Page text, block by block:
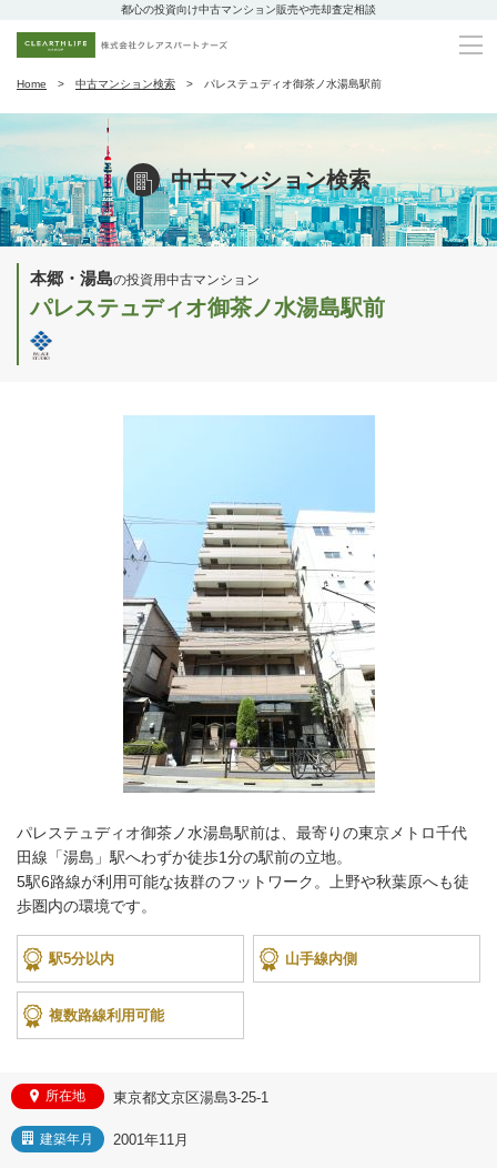
都心の投資向け中古マンション販売や売却査定相談
Home 中古マンション検索 パレステュディオ御茶ノ水湯島駅前
中古マンション検索
本郷・湯島の投資用中古マンション
パレステュディオ御茶ノ水湯島駅前
パレステュディオ御茶ノ水湯島駅前は、最寄りの東京メトロ千代
田線「湯島」駅へわずか徒歩1分の駅前の立地。
5駅6路線が利用可能な抜群のフットワーク。上野や秋葉原へも徒
歩圏内の環境です。
駅5分以内 山手線内側
複数路線利用可能
所在地 東京都文京区湯島3-25-1
建築年月 2001年11月